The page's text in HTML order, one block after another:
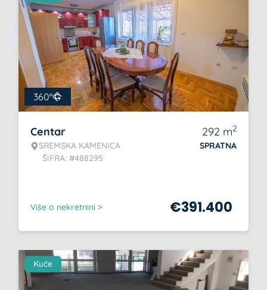
360°
Centar
SREMSKA KAMENICA
ŠIFRA: #488295
292 m2
SPRATNA
Više o nekretnini > €391.400
Kuće